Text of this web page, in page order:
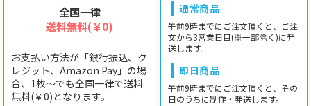
全国一律
送料無料(￥0)
お支払い方法が「銀行振込、ク
レジット、Amazon Pay」の場
合、1枚〜でも全国一律で送料
無料(￥0)となります。
通常商品
午前9時までにご注文頂くと、ご注
文から3営業日目(※一部除く)に発
送します。
即日商品
午前9時までにご注文頂くと、その
日のうちに制作・発送します。